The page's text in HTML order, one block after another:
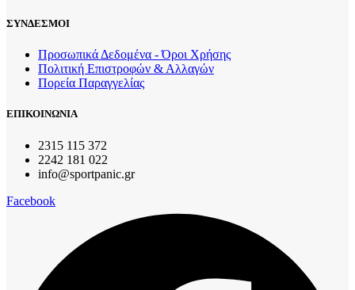
ΣΥΝΔΕΣΜΟΙ
Προσωπικά Δεδομένα - Όροι Χρήσης
Πολιτική Επιστροφών & Αλλαγών
Πορεία Παραγγελίας
ΕΠΙΚΟΙΝΩΝΙΑ
2315 115 372
2242 181 022
info@sportpanic.gr
Facebook